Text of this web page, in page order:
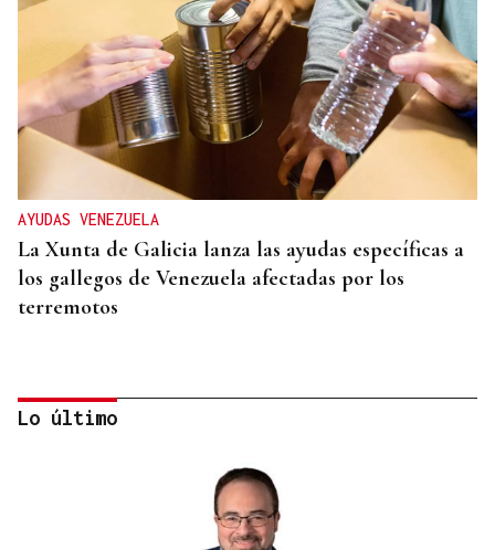
AYUDAS VENEZUELA
La Xunta de Galicia lanza las ayudas específicas a
los gallegos de Venezuela afectadas por los
terremotos
Lo último